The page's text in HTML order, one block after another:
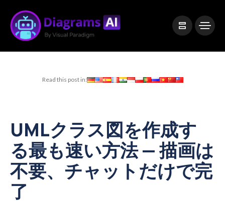
Read this post in:
UMLクラス図を作成す
る最も速い方法 — 描画は
不要、チャットだけで完
了